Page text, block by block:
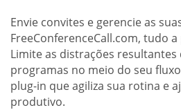
Envie convites e gerencie as
FreeConferenceCall.com, tudo
Limite as distrações resultantes
programas no meio do seu
plug-in que agiliza sua rotina e
produtivo.